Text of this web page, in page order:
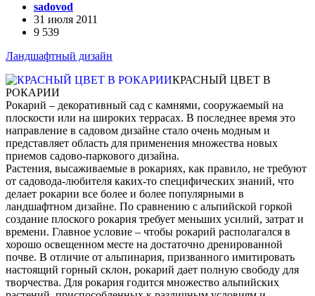
sadovod
31 июля 2011
9 539
Ландшафтный дизайн
КРАСНЫЙ ЦВЕТ В
РОКАРИИ
Рокарий – декоративный сад с камнями, сооружаемый на
плоскости или на широких террасах. В последнее время это
направление в садовом дизайне стало очень модным и
представляет область для применения множества новых
приемов садово-паркового дизайна.
Растения, высаживаемые в рокариях, как правило, не требуют
от садовода-любителя каких-то специфических знаний, что
делает рокарии все более и более популярными в
ландшафтном дизайне. По сравнению с альпийской горкой
создание плоского рокария требует меньших усилий, затрат и
времени. Главное условие – чтобы рокарий располагался в
хорошо освещенном месте на достаточно дренированной
почве. В отличие от альпинария, призванного имитировать
настоящий горный склон, рокарий дает полную свободу для
творчества. Для рокария годится множество альпийских